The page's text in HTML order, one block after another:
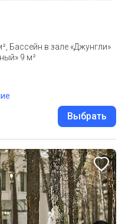
Бассейн в зале «Джунгли»
9 м²
Выбрать